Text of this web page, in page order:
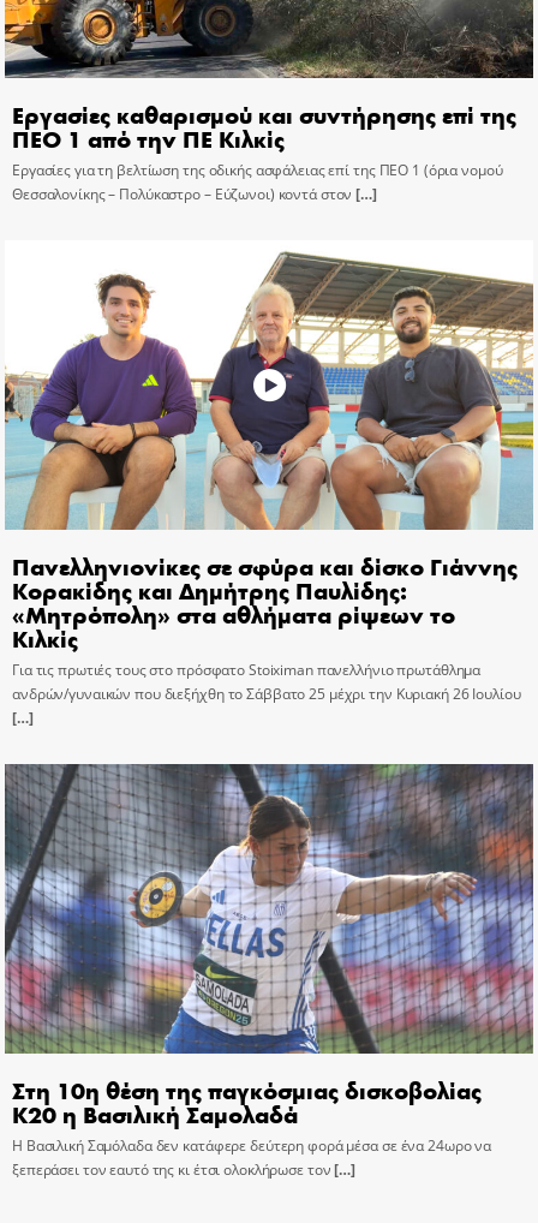
Εργασίες καθαρισμού και συντήρησης επί της
ΠΕΟ 1 από την ΠΕ Κιλκίς
Εργασίες για τη βελτίωση της οδικής ασφάλειας επί της ΠΕΟ 1 (όρια νομού
Θεσσαλονίκης – Πολύκαστρο – Εύζωνοι) κοντά στον […]
Πανελληνιονίκες σε σφύρα και δίσκο Γιάννης
Κορακίδης και Δημήτρης Παυλίδης:
«Μητρόπολη» στα αθλήματα ρίψεων το
Κιλκίς
Για τις πρωτιές τους στο πρόσφατο Stoiximan πανελλήνιο πρωτάθλημα
ανδρών/γυναικών που διεξήχθη το Σάββατο 25 μέχρι την Κυριακή 26 Ιουλίου
[…]
Στη 10η θέση της παγκόσμιας δισκοβολίας
Κ20 η Βασιλική Σαμολαδά
Η Βασιλική Σαμόλαδα δεν κατάφερε δεύτερη φορά μέσα σε ένα 24ωρο να
ξεπεράσει τον εαυτό της κι έτσι ολοκλήρωσε τον[…]